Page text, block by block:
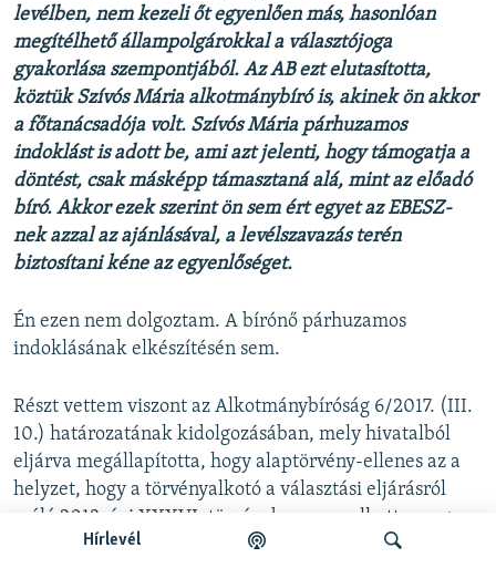
Hírlevél
levélben, nem kezeli őt egyenlően más, hasonlóan
megítélhető állampolgárokkal a választójoga
gyakorlása szempontjából. Az AB ezt elutasította,
köztük Szívós Mária alkotmánybíró is, akinek ön akkor
a főtanácsadója volt. Szívós Mária párhuzamos
indoklást is adott be, ami azt jelenti, hogy támogatja a
döntést, csak másképp támasztaná alá, mint az előadó
bíró. Akkor ezek szerint ön sem ért egyet az EBESZ-
nek azzal az ajánlásával, a levélszavazás terén
biztosítani kéne az egyenlőséget.
Én ezen nem dolgoztam. A bírónő párhuzamos
indoklásának elkészítésén sem.
Részt vettem viszont az Alkotmánybíróság 6/2017. (III.
10.) határozatának kidolgozásában, mely hivatalból
eljárva megállapította, hogy alaptörvény-ellenes az a
helyzet, hogy a törvényalkotó a választási eljárásról
szóló 2013. évi XXXVI. törvényben nem alkotta meg
azokat a szabályokat, amelyek biztosítják, hogy a